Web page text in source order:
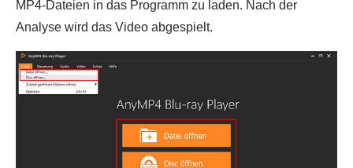
MP4-Dateien in das Programm zu laden. Nach der
Analyse wird das Video abgespielt.